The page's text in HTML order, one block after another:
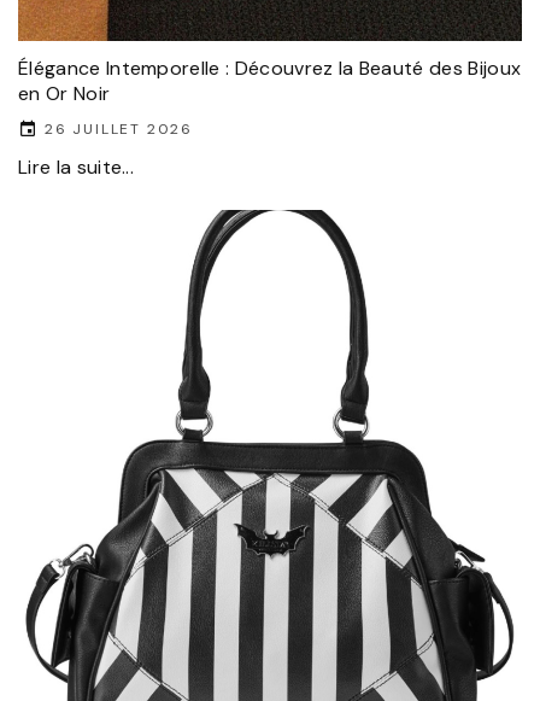
Élégance Intemporelle : Découvrez la Beauté des Bijoux
en Or Noir
26 JUILLET 2026
Lire la suite...